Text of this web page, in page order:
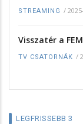
STREAMING /
Visszatér a
TV CSATORNÁK /
LEGFRISSEBB 3